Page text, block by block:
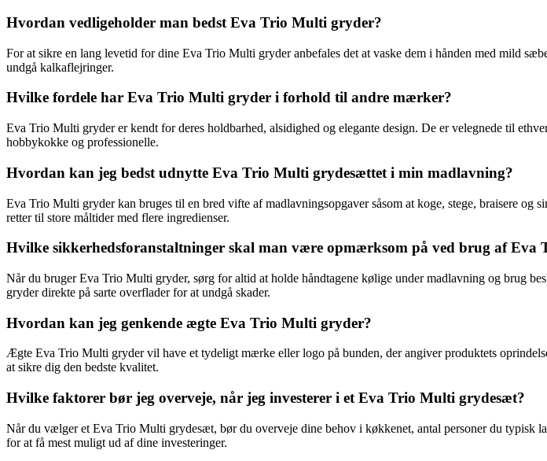
Hvordan vedligeholder man bedst Eva Trio Multi gryder?
For at sikre en lang levetid for dine Eva Trio Multi gryder anbefales det at vaske dem i hånden med mild
undgå kalkaflejringer.
Hvilke fordele har Eva Trio Multi gryder i forhold til andre mærker?
Eva Trio Multi gryder er kendt for deres holdbarhed, alsidighed og elegante design. De er velegnede til
hobbykokke og professionelle.
Hvordan kan jeg bedst udnytte Eva Trio Multi grydesættet i min madlavning?
Eva Trio Multi gryder kan bruges til en bred vifte af madlavningsopgaver såsom at koge, stege, braisere
retter til store måltider med flere ingredienser.
Hvilke sikkerhedsforanstaltninger skal man være opmærksom på ved brug af Eva
Når du bruger Eva Trio Multi gryder, sørg for altid at holde håndtagene kølige under madlavning og brug
gryder direkte på sarte overflader for at undgå skader.
Hvordan kan jeg genkende ægte Eva Trio Multi gryder?
Ægte Eva Trio Multi gryder vil have et tydeligt mærke eller logo på bunden, der angiver produktets
at sikre dig den bedste kvalitet.
Hvilke faktorer bør jeg overveje, når jeg investerer i et Eva Trio Multi grydesæt?
Når du vælger et Eva Trio Multi grydesæt, bør du overveje dine behov i køkkenet, antal personer du typisk
for at få mest muligt ud af dine investeringer.